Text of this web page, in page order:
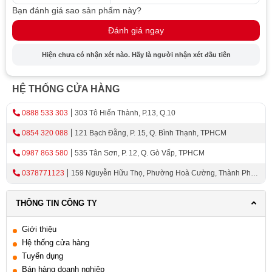
Tay sen đa chức năng của máy nước nóng Ferroli DIVO
SFP mang đến sự tiện ích và linh hoạt trong việc sử
dụng. Tay sen có thể điều chỉnh được vòi sen, chế độ
phun nước và áp lực nước, giúp bạn tùy chỉnh theo sở
Bạn có thể thay đổi từ chế độ phun mưa nhẹ đến chế độ
phun xông mạnh để có trải nghiệm tắm thư giãn hoặc
Thiết kế nhỏ gọn làm tăng tính tiện dụng
Thiết kế của máy nước nóng Ferroli DIVO SFP cũng rất
sang trọng và hiện đại. Với vỏ bọc bằng thép không gỉ và
màu sắc trang nhã, máy nước nóng này không chỉ là một
thiết bị hữu ích mà còn là một phần trang trí cho phòng
tắm của bạn.
Với kích thước nhỏ gọn và hình dạng tinh tế, máy nước
nóng Ferroli DIVO SFP sẽ phù hợp với mọi không gian
Bạn đánh giá sao sản phẩm này?
Đánh giá ngay
Hiện chưa có nhận xét nào. Hãy là người nhận xét đầu tiên
HỆ THỐNG CỬA HÀNG
0888 533 303 303 Tô Hiến Thành, P.13, Q.10
0854 320 088 121 Bạch Đằng, P. 15, Q. Bình Thạnh, TPHCM
0987 863 580 535 Tân Sơn, P. 12, Q. Gò Vấp, TPHCM
0378771123
159 Nguyễn Hữu Thọ, Phường Hoà Cường, Thành Phố
THÔNG TIN CÔNG TY
Giới thiệu
Hệ thống cửa hàng
Tuyển dụng
Bán hàng doanh nghiệp